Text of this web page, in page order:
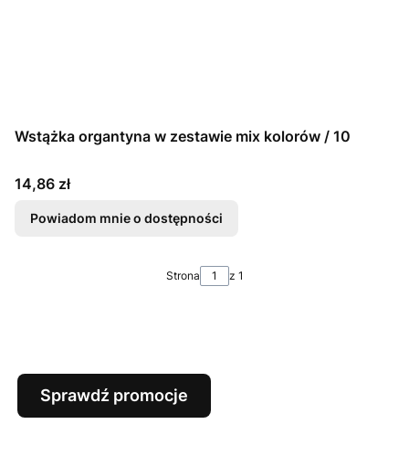
Wstążka organtyna w zestawie mix kolorów / 10
Cena
14,86 zł
Powiadom mnie o dostępności
Strona z 1
Sprawdź promocje